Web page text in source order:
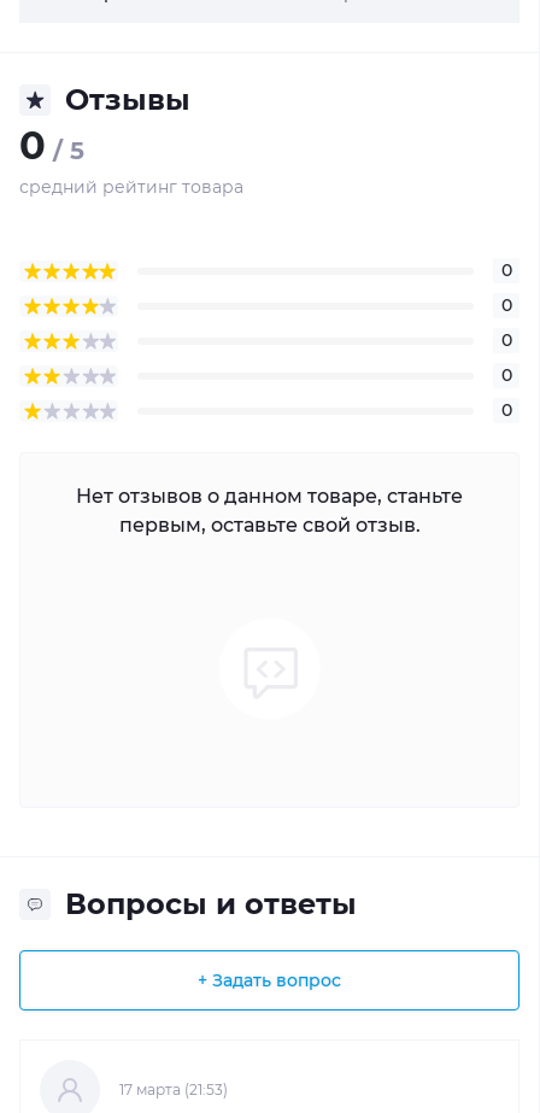
Отзывы
0 / 5
средний рейтинг товара
0
0
0
0
0
Нет отзывов о данном товаре, станьте
первым, оставьте свой отзыв.
Вопросы и ответы
+ Задать вопрос
17 марта (21:53)